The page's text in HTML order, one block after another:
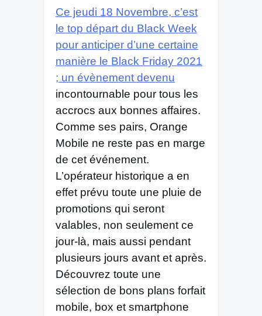
Ce jeudi 18 Novembre, c’est
le top départ du Black Week
pour anticiper d’une certaine
manière le Black Friday 2021
; un évènement devenu
incontournable pour tous les
accrocs aux bonnes affaires.
Comme ses pairs, Orange
Mobile ne reste pas en marge
de cet événement.
L’opérateur historique a en
effet prévu toute une pluie de
promotions qui seront
valables, non seulement ce
jour-là, mais aussi pendant
plusieurs jours avant et après.
Découvrez toute une
sélection de bons plans forfait
mobile, box et smartphone